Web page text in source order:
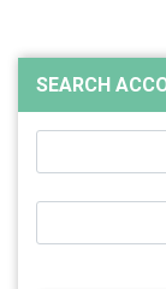
SEARCH